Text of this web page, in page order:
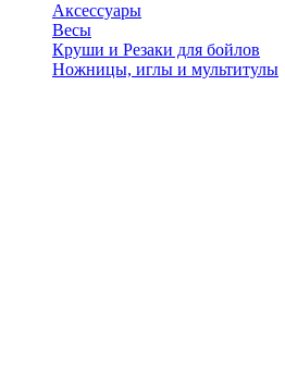
Аксессуары
Весы
Круши и Резаки для бойлов
Ножницы, иглы и мультитулы